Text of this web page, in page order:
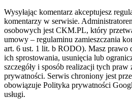
Wysyłając komentarz akceptujesz
komentarzy w serwisie.
osobowych jest CKM.PL, który
umowy – regulaminu zamieszczania
art. 6 ust. 1 lit. b RODO). Masz prawo
ich sprostowania, usunięcia lub
szczegóły i sposób realizacji tych
prywatności. Serwis chroniony jest
obowiązuje Polityka prywatności
usługi.